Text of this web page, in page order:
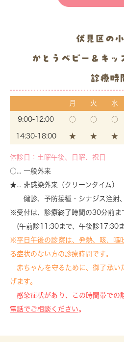
伏見区の
かとうベビー＆キッ
診療時
月 火 水
9:00-12:00 ○ ○ ○
14:30-18:00 ★ ★ ★
休診日：土曜午後、日曜、祝日
○... 一般外来
★... 非感染外来（クリーンタイム）
健診、予防接種・シナジス注射
※受付は、診療終了時間の30分前ま
(午前診11:30まで、午後診17:30
※平日午後の診察は、発熱、咳、嘔
る症状のない方の診療時間です。
赤ちゃんを守るために、御了承い
げます。
感染症状があり、この時間帯での
電話でご相談ください。